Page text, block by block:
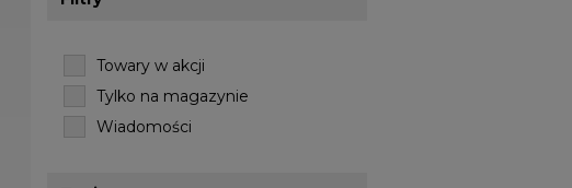
Towary w akcji
Tylko na magazynie
Wiadomości